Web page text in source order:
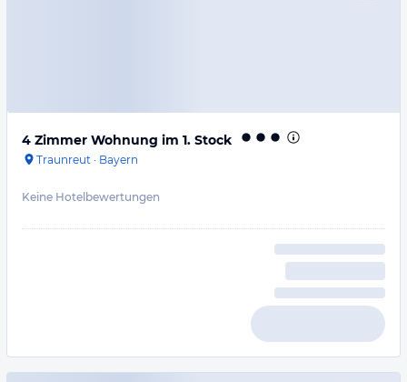
4 Zimmer Wohnung im 1. Stock
Traunreut · Bayern
Keine Hotelbewertungen